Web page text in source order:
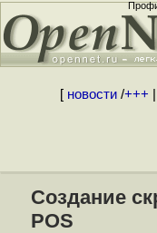
[ новости/+++
Создание
POS